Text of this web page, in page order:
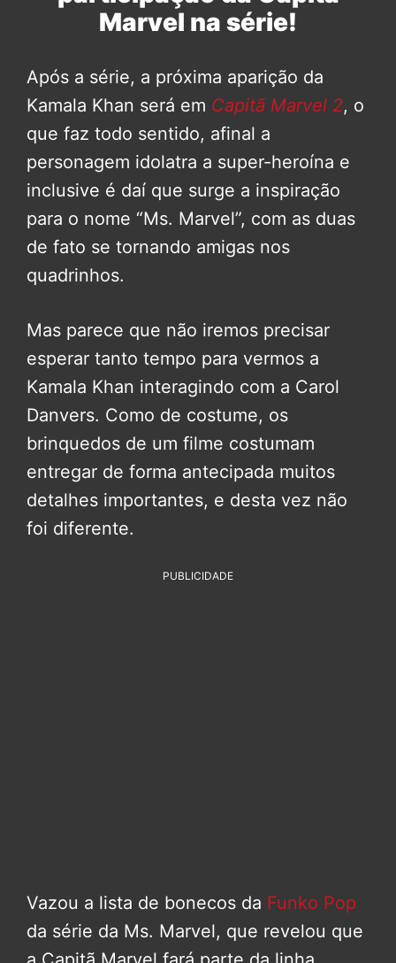
Marvel na série!
Após a série, a próxima aparição da
Kamala Khan será em Capitã Marvel 2, o
que faz todo sentido, afinal a
personagem idolatra a super-heroína e
inclusive é daí que surge a inspiração
para o nome “Ms. Marvel”, com as duas
de fato se tornando amigas nos
quadrinhos.
Mas parece que não iremos precisar
esperar tanto tempo para vermos a
Kamala Khan interagindo com a Carol
Danvers. Como de costume, os
brinquedos de um filme costumam
entregar de forma antecipada muitos
detalhes importantes, e desta vez não
foi diferente.
PUBLICIDADE
Vazou a lista de bonecos da Funko Pop
da série da Ms. Marvel, que revelou que